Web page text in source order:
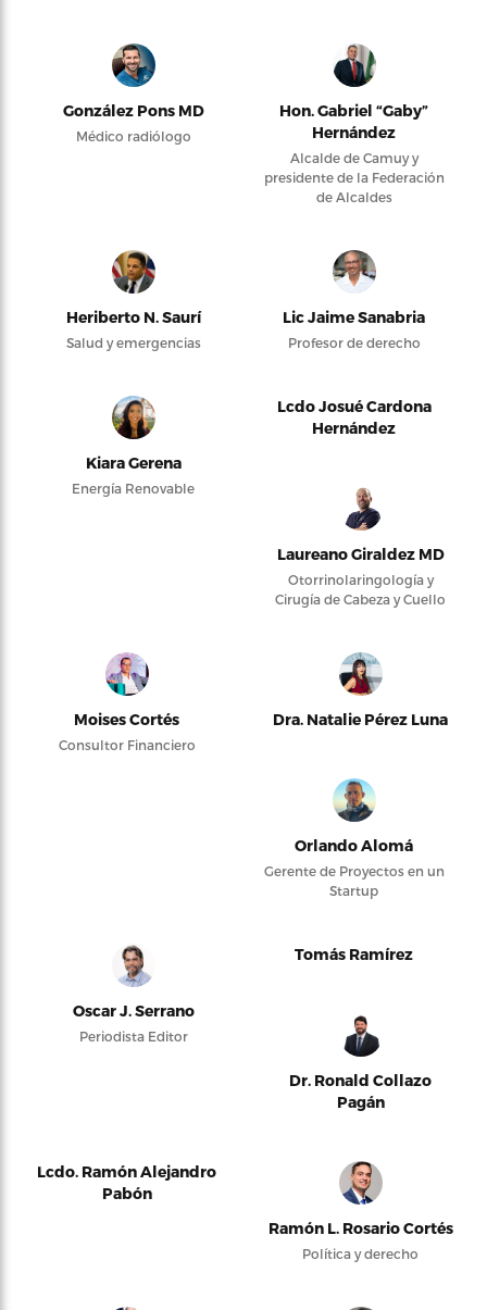
González Pons MD
Médico radiólogo
Hon. Gabriel “Gaby”
Hernández
Alcalde de Camuy y
presidente de la Federación
de Alcaldes
Heriberto N. Saurí
Salud y emergencias
Lic Jaime Sanabria
Profesor de derecho
Kiara Gerena
Energía Renovable
Lcdo Josué Cardona
Hernández
Laureano Giraldez MD
Otorrinolaringología y
Cirugía de Cabeza y Cuello
Moises Cortés
Consultor Financiero
Dra. Natalie Pérez Luna
Orlando Alomá
Gerente de Proyectos en un
Startup
Oscar J. Serrano
Periodista Editor
Tomás Ramírez
Dr. Ronald Collazo
Pagán
Lcdo. Ramón Alejandro
Pabón
Ramón L. Rosario Cortés
Política y derecho